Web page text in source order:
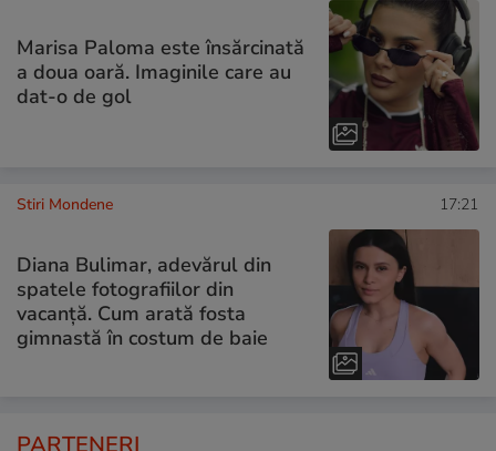
Marisa Paloma este însărcinată
a doua oară. Imaginile care au
dat-o de gol
Stiri Mondene 17:21
Diana Bulimar, adevărul din
spatele fotografiilor din
vacanță. Cum arată fosta
gimnastă în costum de baie